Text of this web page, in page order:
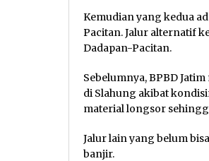
Kemudian yang kedua
Pacitan. Jalur alternatif
Dadapan-Pacitan.
Sebelumnya, BPBD
di Slahung akibat
material longsor
Jalur lain yang belum
banjir.